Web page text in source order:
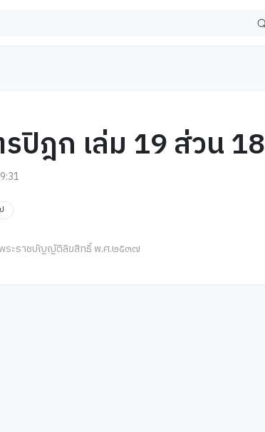
ปิฎก เล่ม 19 ส่วน 18
ระราชบัญญัติลิขสิทธิ์ พ.ศ.๒๕๓๗